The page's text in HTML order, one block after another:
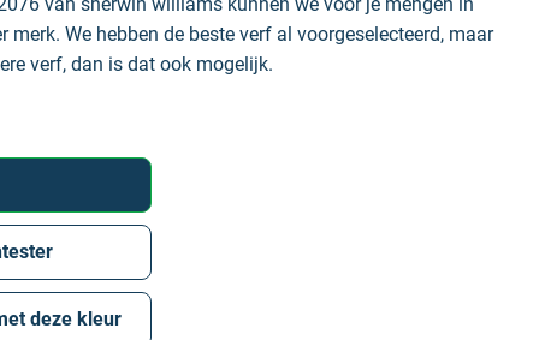
merk. We hebben de beste verf al voorgeselecteerd, maar
verf, dan is dat ook mogelijk.
deze kleur